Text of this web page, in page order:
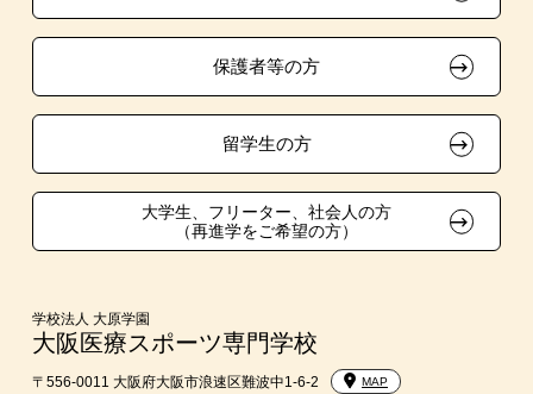
取得資格による特待生制度
吹奏楽部による特待生制度
スポーツクラブ特待生制度
自己推薦入学
東京経営大学への3年次編入学
大学・短大・公務員併願制度
大原学園グループ案内
採用ご担当の方
保護者等の方
留学生の方
大学生、フリーター、社会人の方
（再進学をご希望の方）
学校法人 大原学園
大阪医療スポーツ専門学校
〒556-0011 大阪府大阪市浪速区難波中1-6-2 MAP